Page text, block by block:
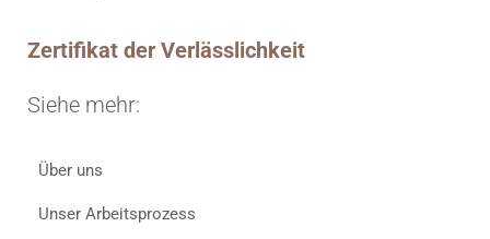
Zertifikat der Verlässlichkeit
Siehe mehr:
Über uns
Unser Arbeitsprozess